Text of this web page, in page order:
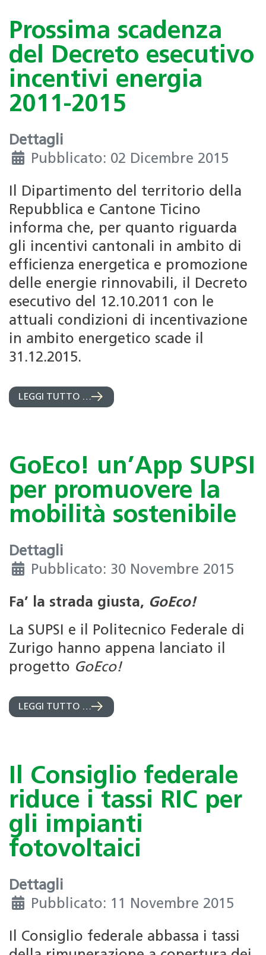
Prossima scadenza
del Decreto esecutivo
incentivi energia
2011-2015
Dettagli
Pubblicato: 02 Dicembre 2015
Il Dipartimento del territorio della
Repubblica e Cantone Ticino
informa che, per quanto riguarda
gli incentivi cantonali in ambito di
efficienza energetica e promozione
delle energie rinnovabili, il Decreto
esecutivo del 12.10.2011 con le
attuali condizioni di incentivazione
in ambito energetico scade il
31.12.2015.
LEGGI TUTTO …
GoEco! un’App SUPSI
per promuovere la
mobilità sostenibile
Dettagli
Pubblicato: 30 Novembre 2015
Fa’ la strada giusta, GoEco!
La SUPSI e il Politecnico Federale di
Zurigo hanno appena lanciato il
progetto GoEco!
LEGGI TUTTO …
Il Consiglio federale
riduce i tassi RIC per
gli impianti
fotovoltaici
Dettagli
Pubblicato: 11 Novembre 2015
Il Consiglio federale abbassa i tassi